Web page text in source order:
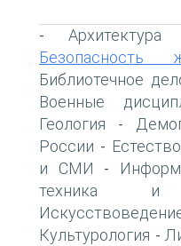
-
Безопасность
Библиотечное
Военные
Геология -
России -
и СМИ -
техника и
Культурология -